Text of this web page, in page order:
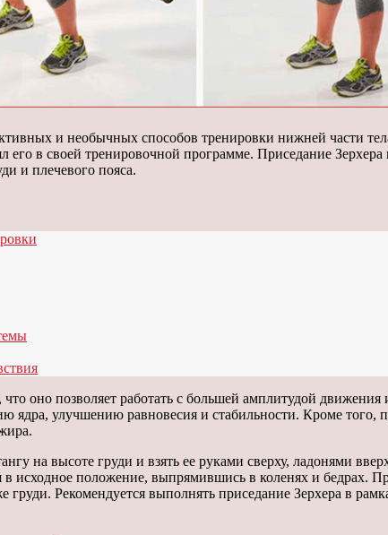
и необычных способов тренировки нижней части
в своей тренировочной программе. Приседание
и плечевого пояса.
оно позволяет работать с большей амплитудой
ядра, улучшению равновесия и стабильности. Кроме того,
на высоте груди и взять ее руками сверху, ладонями
в исходное положение, выпрямившись в коленях и бедрах.
груди. Рекомендуется выполнять приседание Зерхера в